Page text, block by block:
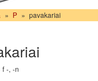
» P » pavakariai
f -, -n